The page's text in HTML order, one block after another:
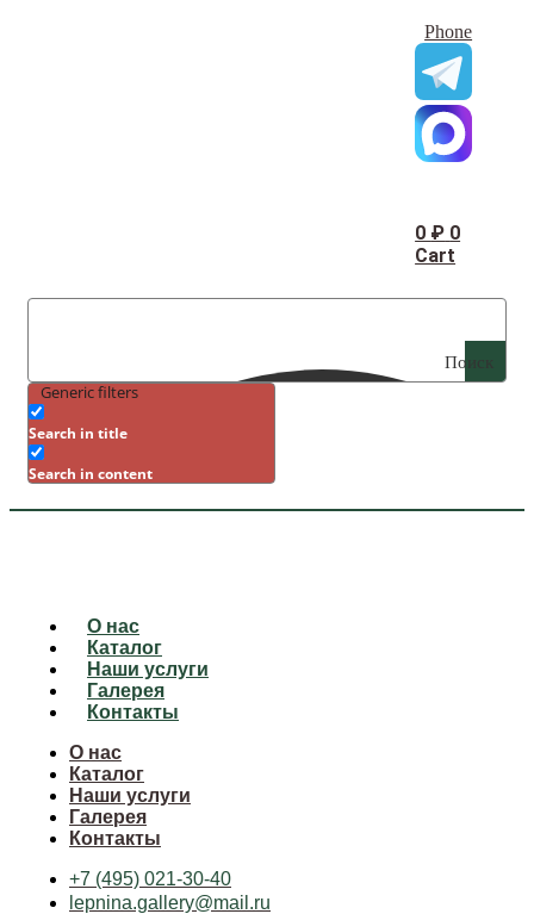
Phone
0 ₽ 0
Cart
Поиск
Generic filters
Search in title
Search in content
О нас
Каталог
Наши услуги
Галерея
Контакты
О нас
Каталог
Наши услуги
Галерея
Контакты
+7 (495) 021-30-40
lepnina.gallery@mail.ru